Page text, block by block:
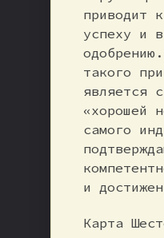
приводит
успеху и
такого
является
«хорошей
самого
и
Карта